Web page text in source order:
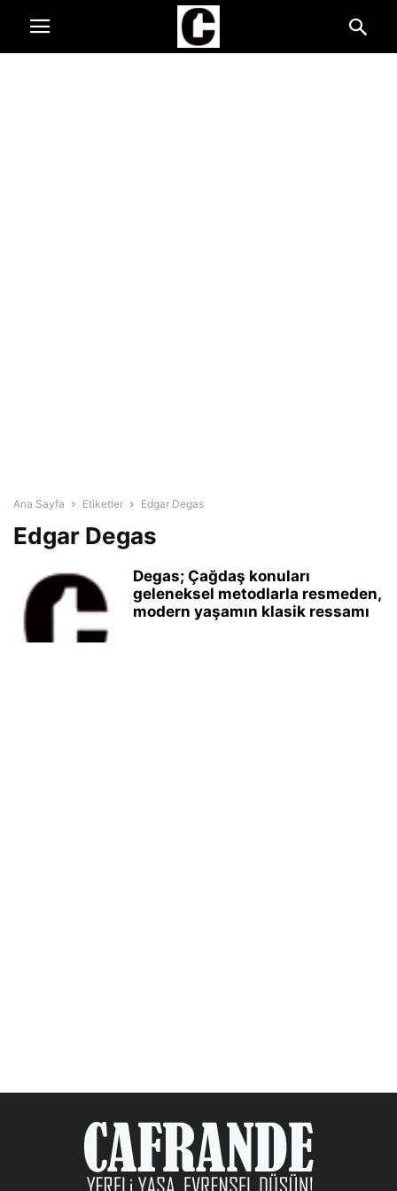
Ana Sayfa Etiketler Edgar Degas
Edgar Degas
Degas; Çağdaş konuları
geleneksel metodlarla resmeden,
modern yaşamın klasik ressamı